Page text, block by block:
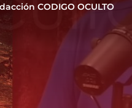
CODIGO OCULTO